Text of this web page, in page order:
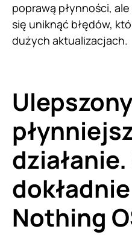
poprawą płynności,
się uniknąć błędów,
dużych aktualizacjach.
Nothing